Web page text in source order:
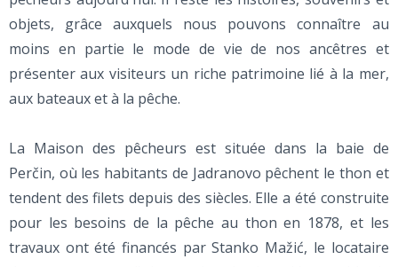
objets, grâce auxquels nous pouvons connaître au
moins en partie le mode de vie de nos ancêtres et
présenter aux visiteurs un riche patrimoine lié à la mer,
aux bateaux et à la pêche.
La Maison des pêcheurs est située dans la baie de
Perčin, où les habitants de Jadranovo pêchent le thon et
tendent des filets depuis des siècles. Elle a été construite
pour les besoins de la pêche au thon en 1878, et les
travaux ont été financés par Stanko Mažić, le locataire